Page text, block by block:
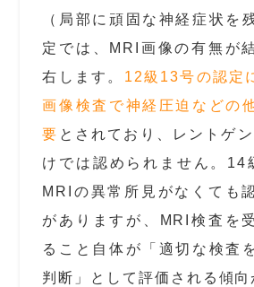
（局部に頑固な神経症状を
定では、MRI画像の有無が
右します。 12級13号の認定
画像検査で神経圧迫などの
要 とされており、レントゲ
けでは認められません。14
MRIの異常所見がなくても
がありますが、MRI検査を
ること自体が「適切な検査
判断」として評価される傾向